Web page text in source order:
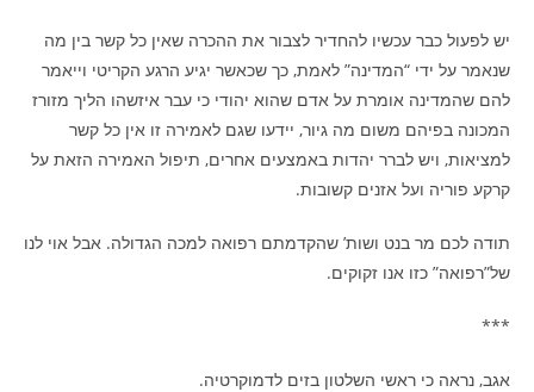
יש לפעול כבר עכשיו להחדיר לצבור את ההכרה שאין כל קשר בין מה
שנאמר על ידי “המדינה” לאמת, כך שכאשר יגיע הרגע הקריטי וייאמר
להם שהמדינה אומרת על אדם שהוא יהודי כי עבר איזשהו הליך מזורז
המכונה בפיהם משום מה גיור, יידעו שגם לאמירה זו אין כל קשר
למציאות, ויש לברר יהדות באמצעים אחרים, תיפול האמירה הזאת על
קרקע פוריה ועל אזנים קשובות.
תודה לכם מר בנט ושות’ שהקדמתם רפואה למכה הגדולה. אבל אוי לנו
של”רפואה” כזו אנו זקוקים.
***
אגב, נראה כי ראשי השלטון בזים לדמוקרטיה.